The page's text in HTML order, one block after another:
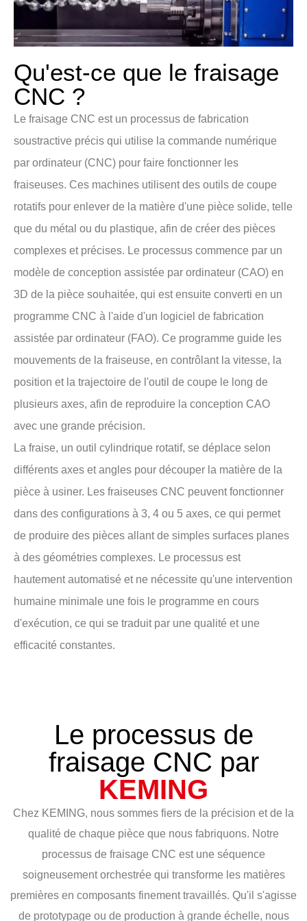
Qu'est-ce que le fraisage
CNC ?
Le fraisage CNC est un processus de fabrication
soustractive précis qui utilise la commande numérique
par ordinateur (CNC) pour faire fonctionner les
fraiseuses. Ces machines utilisent des outils de coupe
rotatifs pour enlever de la matière d'une pièce solide, telle
que du métal ou du plastique, afin de créer des pièces
complexes et précises. Le processus commence par un
modèle de conception assistée par ordinateur (CAO) en
3D de la pièce souhaitée, qui est ensuite converti en un
programme CNC à l'aide d'un logiciel de fabrication
assistée par ordinateur (FAO). Ce programme guide les
mouvements de la fraiseuse, en contrôlant la vitesse, la
position et la trajectoire de l'outil de coupe le long de
plusieurs axes, afin de reproduire la conception CAO
avec une grande précision.
La fraise, un outil cylindrique rotatif, se déplace selon
différents axes et angles pour découper la matière de la
pièce à usiner. Les fraiseuses CNC peuvent fonctionner
dans des configurations à 3, 4 ou 5 axes, ce qui permet
de produire des pièces allant de simples surfaces planes
à des géométries complexes. Le processus est
hautement automatisé et ne nécessite qu'une intervention
humaine minimale une fois le programme en cours
d'exécution, ce qui se traduit par une qualité et une
efficacité constantes.
Le processus de
fraisage CNC par
KEMING
Chez KEMING, nous sommes fiers de la précision et de la
qualité de chaque pièce que nous fabriquons. Notre
processus de fraisage CNC est une séquence
soigneusement orchestrée qui transforme les matières
premières en composants finement travaillés. Qu'il s'agisse
de prototypage ou de production à grande échelle, nous